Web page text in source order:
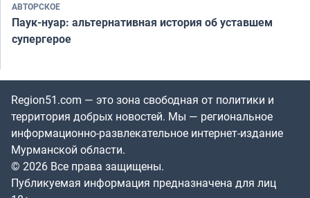
АВТОРСКОЕ
Паук-нуар: альтернативная история об уставшем
супергерое
Region51.com — это зона свободная от политики и
территория добрых новостей. Мы — региональное
информационно-развлекательное интернет-издание
Мурманской области.
© 2026 Все права защищены.
Публикуемая информация предназначена для лиц